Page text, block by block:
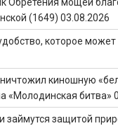
(1649) 03.08.2026
которое
киношную
«Молодинская битва»
займутся защитой